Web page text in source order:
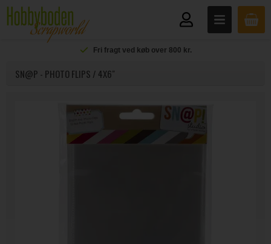
Fri fragt ved køb over 800 kr.
SN@P - PHOTO FLIPS / 4X6"